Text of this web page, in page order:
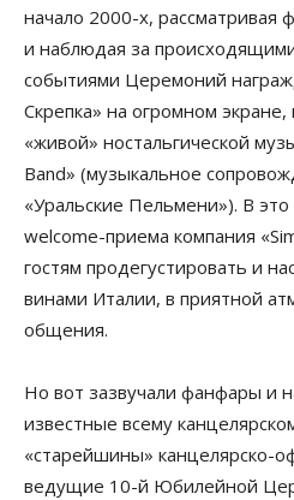
начало 2000-х, рассматривая
и наблюдая за
событиями Церемоний
Скрепка» на огромном
«живой» ностальгической
Band» (музыкальное
«Уральские Пельмени»). В
welcome-приема компания
гостям продегустировать и
винами Италии, в приятной
общения.
Но вот зазвучали фанфары и
известные всему
«старейшины» канцелярско-
ведущие 10-й Юбилейной